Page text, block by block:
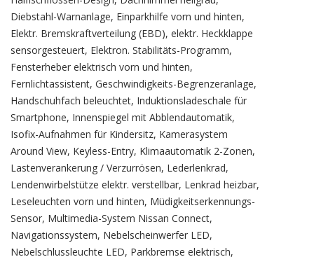
Diebstahl-Warnanlage, Einparkhilfe vorn und hinten,
Elektr. Bremskraftverteilung (EBD), elektr. Heckklappe
sensorgesteuert, Elektron. Stabilitäts-Programm,
Fensterheber elektrisch vorn und hinten,
Fernlichtassistent, Geschwindigkeits-Begrenzeranlage,
Handschuhfach beleuchtet, Induktionsladeschale für
Smartphone, Innenspiegel mit Abblendautomatik,
Isofix-Aufnahmen für Kindersitz, Kamerasystem
Around View, Keyless-Entry, Klimaautomatik 2-Zonen,
Lastenverankerung / Verzurrösen, Lederlenkrad,
Lendenwirbelstütze elektr. verstellbar, Lenkrad heizbar,
Leseleuchten vorn und hinten, Müdigkeitserkennungs-
Sensor, Multimedia-System Nissan Connect,
Navigationssystem, Nebelscheinwerfer LED,
Nebelschlussleuchte LED, Parkbremse elektrisch,